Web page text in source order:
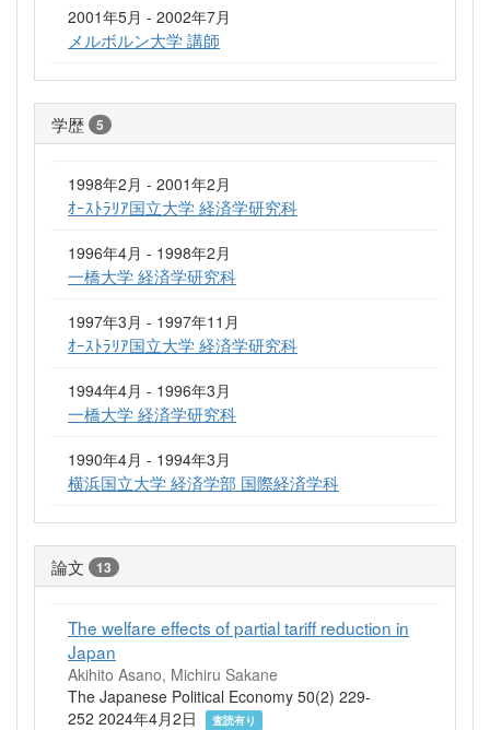
2001年5月 - 2002年7月
メルボルン大学 講師
学歴 5
1998年2月 - 2001年2月
ｵｰｽﾄﾗﾘｱ国立大学 経済学研究科
1996年4月 - 1998年2月
一橋大学 経済学研究科
1997年3月 - 1997年11月
ｵｰｽﾄﾗﾘｱ国立大学 経済学研究科
1994年4月 - 1996年3月
一橋大学 経済学研究科
1990年4月 - 1994年3月
横浜国立大学 経済学部 国際経済学科
論文 13
The welfare effects of partial tariff reduction in
Japan
Akihito Asano, Michiru Sakane
The Japanese Political Economy 50(2) 229-
252 2024年4月2日
査読有り